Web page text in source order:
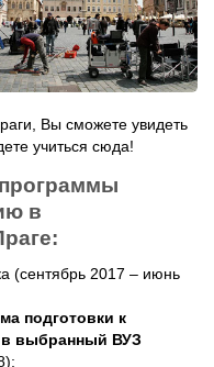
Вы сможете увидеть
учиться сюда!
в
(сентябрь 2017 – июнь
подготовки к
в выбранный ВУЗ